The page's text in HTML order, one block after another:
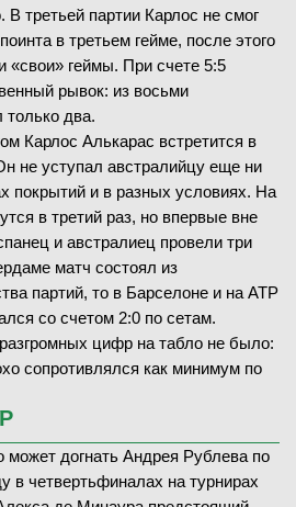
В третьей партии Карлос не смог
в третьем гейме, после этого
«свои» геймы. При счете 5:5
рывок: из восьми
только два.
Карлос Алькарас встретится в
не уступал австралийцу еще ни
покрытий и в разных условиях. На
в третий раз, но впервые вне
и австралиец провели три
матч состоял из
партий, то в Барселоне и на ATP
со счетом 2:0 по сетам.
цифр на табло не было:
сопротивлялся как минимум по
догнать Андрея Рублева по
в четвертьфиналах на турнирах